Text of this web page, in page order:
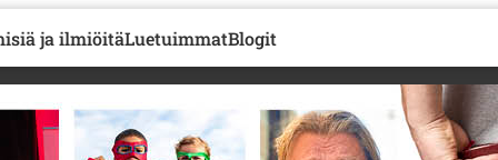
ja ilmiöitäLuetuimmatBlogit